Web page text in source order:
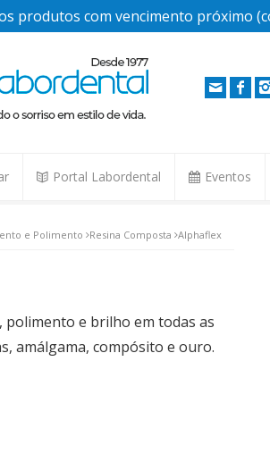
produtos com vencimento próximo
Portal Labordental Eventos
e Polimento Resina Composta Alphaflex
e brilho em todas as
amálgama, compósito e ouro.